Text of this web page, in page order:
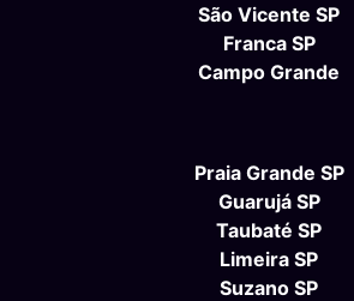
São Vicente SP
Franca SP
Campo Grande
Praia Grande SP
Guarujá SP
Taubaté SP
Limeira SP
Suzano SP